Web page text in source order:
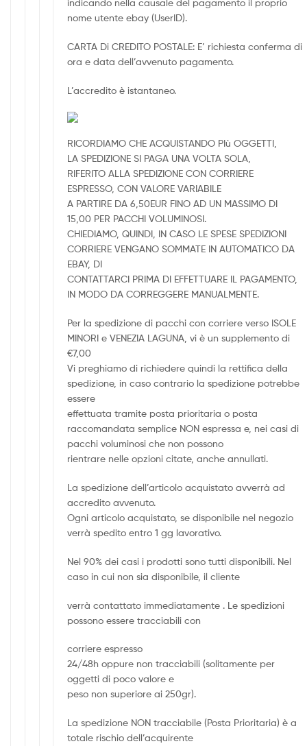
indicando nella causale del pagamento il proprio
nome utente ebay (UserID).
CARTA Di CREDITO POSTALE: E’ richiesta conferma di
ora e data dell’avvenuto pagamento.
L’accredito è istantaneo.
RICORDIAMO CHE ACQUISTANDO PIù OGGETTI,
LA SPEDIZIONE SI PAGA UNA VOLTA SOLA,
RIFERITO ALLA SPEDIZIONE CON CORRIERE
ESPRESSO, CON VALORE VARIABILE
A PARTIRE DA 6,50EUR FINO AD UN MASSIMO DI
15,00 PER PACCHI VOLUMINOSI.
CHIEDIAMO, QUINDI, IN CASO LE SPESE SPEDIZIONI
CORRIERE VENGANO SOMMATE IN AUTOMATICO DA
EBAY, DI
CONTATTARCI PRIMA DI EFFETTUARE IL PAGAMENTO,
IN MODO DA CORREGGERE MANUALMENTE.
Per la spedizione di pacchi con corriere verso ISOLE
MINORI e VENEZIA LAGUNA, vi è un supplemento di
€7,00
Vi preghiamo di richiedere quindi la rettifica della
spedizione, in caso contrario la spedizione potrebbe
essere
effettuata tramite posta prioritaria o posta
raccomandata semplice NON espressa e, nei casi di
pacchi voluminosi che non possono
rientrare nelle opzioni citate, anche annullati.
La spedizione dell’articolo acquistato avverrà ad
accredito avvenuto.
Ogni articolo acquistato, se disponibile nel negozio
verrà spedito entro 1 gg lavorativo.
Nel 90% dei casi i prodotti sono tutti disponibili. Nel
caso in cui non sia disponibile, il cliente
verrà contattato immediatamente . Le spedizioni
possono essere tracciabili con
corriere espresso
24/48h oppure non tracciabili (solitamente per
oggetti di poco valore e
peso non superiore ai 250gr).
La spedizione NON tracciabile (Posta Prioritaria) è a
totale rischio dell’acquirente